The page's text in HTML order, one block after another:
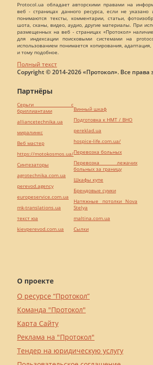
Protocol.ua обладает авторскими правами на
веб - страницах данного ресурса, если не
понимаются тексты, комментарии, статьи,
шота, сканы, видео, аудио, другие материалы. При
размещенных на веб - страницах «Протокол»
для индексации поисковыми системами на
использованием понимается копирования,
и тому подобное.
Полный текст
Copyright © 2014-2026 «Протокол». Все
О проекте
О ресурсе “Протокол”
Команда "Протокол"
Карта Сайту
Реклама на "Протокол"
Тендер на юридическую услугу
Партнёры
Серьги с
бриллиантами
alliancetechnika.ua
миралинкс
Веб мастер
https://motokosmos.ua/
Синтезаторы
agrotechnika.com.ua
perevod.agency
europeservice.com.ua
mk-translations.ua
текст юа
kievperevod.com.ua
Винный шкаф
Подготовка к НМТ / ВНО
pereklad.ua
hospice-life.com.ua/
Перевозка больных
Перевозка лежачих
больных за границу
Шкафы купе
Брендовые сумки
Натяжные потолки Nova
Stelya
maltina.com.ua
Cылки